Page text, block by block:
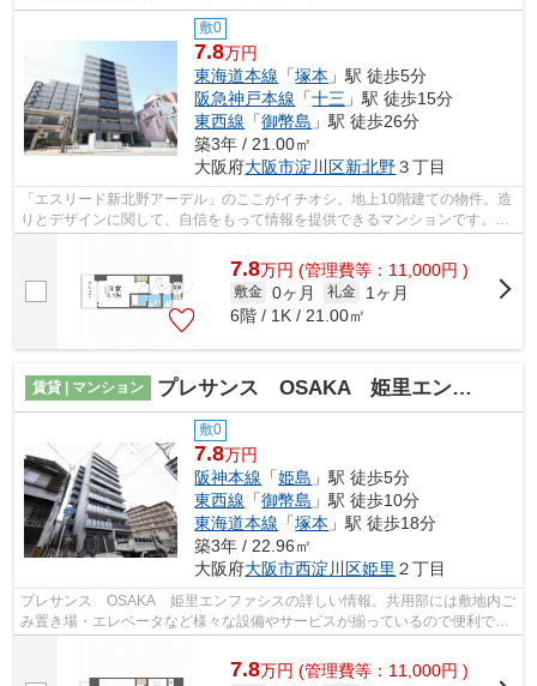
敷0
7.8万円
東海道本線 「塚本 」駅 徒歩5分
阪急神戸本線 「十三 」駅 徒歩15分
東西線 「御幣島 」駅 徒歩26分
築3年 / 21.00㎡
大阪府大阪市淀川区新北野３丁目
「エスリード新北野アーデル」のここがイチオシ。地上10階建ての物件。造
りとデザインに関して、自信をもって情報を提供できるマンションです。こ
7.8万円 (管理費等：11,000円 )
敷金 0ヶ月 礼金
1ヶ月
6階 / 1K / 21.00㎡
賃貸 | マンション プレサンス OSAKA 姫里エンファシス
敷0
7.8万円
阪神本線 「姫島 」駅 徒歩5分
東西線 「御幣島 」駅 徒歩10分
東海道本線 「塚本 」駅 徒歩18分
築3年 / 22.96㎡
大阪府大阪市西淀川区姫里 ２丁目
プレサンス OSAKA 姫里エンファシスの詳しい情報。共用部には敷地内ご
み置き場・エレベータなど様々な設備やサービスが揃っているので便利で
す。高層建築がお好きな方には10階建ての...
7.8万円 (管理費等：11,000円 )